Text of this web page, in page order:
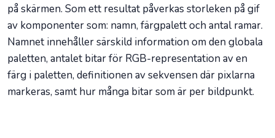
på skärmen. Som ett resultat påverkas storleken på gif
av komponenter som: namn, färgpalett och antal ramar.
Namnet innehåller särskild information om den globala
paletten, antalet bitar för RGB-representation av en
färg i paletten, definitionen av sekvensen där pixlarna
markeras, samt hur många bitar som är per bildpunkt.